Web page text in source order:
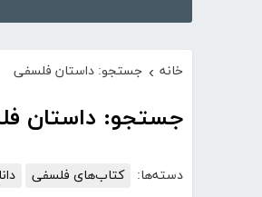
خانه › جستجو: داستان فلسفی
جستجو: داستان
دسته‌ها: کتاب‌های فلسفی